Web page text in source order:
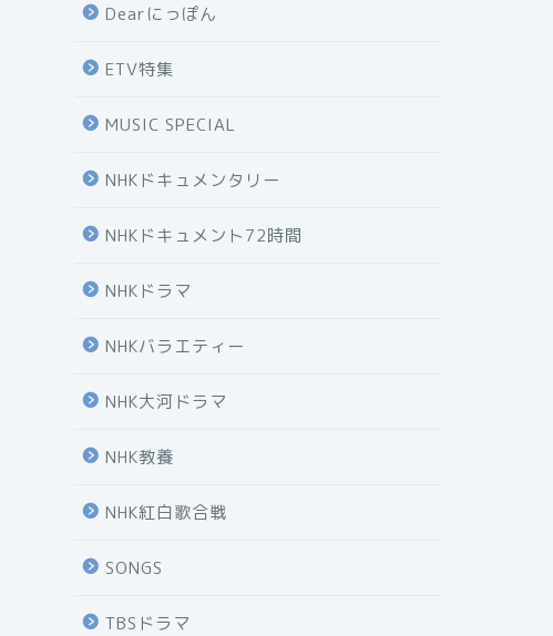
Dearにっぽん
ETV特集
MUSIC SPECIAL
NHKドキュメンタリー
NHKドキュメント72時間
NHKドラマ
NHKバラエティー
NHK大河ドラマ
NHK教養
NHK紅白歌合戦
SONGS
TBSドラマ